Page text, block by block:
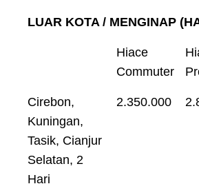
LUAR KOTA / MENGINAP
Hiace
Commuter
Cirebon,
Kuningan,
Tasik, Cianjur
Selatan, 2
Hari
2.350.000